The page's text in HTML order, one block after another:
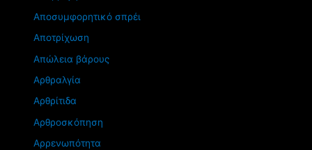
Αποσυμφορητικό σπρέι
Αποτρίχωση
Απώλεια βάρους
Αρθραλγία
Αρθρίτιδα
Αρθροσκόπηση
Αρρενωπότητα